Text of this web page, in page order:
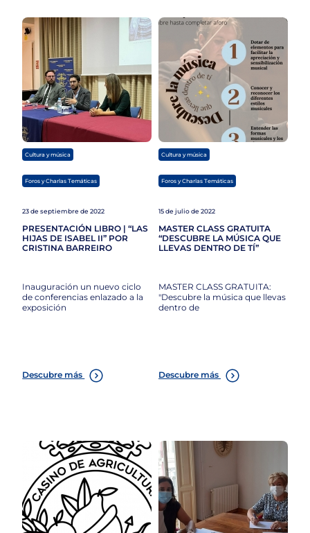
PRESENTACIÓN LIBRO | “LAS
HIJAS DE ISABEL II” POR
CRISTINA BARREIRO
23 de septiembre de 2022
Cultura y música
Foros y Charlas Temáticas
Inauguración un nuevo ciclo
de conferencias enlazado a la
exposición
Descubre más
MASTER CLASS GRATUITA
“DESCUBRE LA MÚSICA QUE
LLEVAS DENTRO DE TÍ”
15 de julio de 2022
Cultura y música
Foros y Charlas Temáticas
MASTER CLASS GRATUITA:
"Descubre la música que llevas
dentro de
Descubre más